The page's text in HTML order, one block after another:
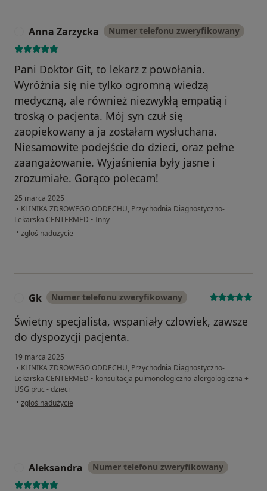
Anna Zarzycka Numer telefonu zweryfikowany
Pani Doktor Git, to lekarz z powołania.
Wyróżnia się nie tylko ogromną wiedzą
medyczną, ale również niezwykłą empatią i
troską o pacjenta. Mój syn czuł się
zaopiekowany a ja zostałam wysłuchana.
Niesamowite podejście do dzieci, oraz pełne
zaangażowanie. Wyjaśnienia były jasne i
zrozumiałe. Gorąco polecam!
25 marca 2025
• KLINIKA ZDROWEGO ODDECHU, Przychodnia Diagnostyczno-
Lekarska CENTERMED • Inny
• w opinii użytkownika Anna Zarzycka
zgłoś nadużycie
Gk Numer telefonu zweryfikowany
Świetny specjalista, wspaniały czlowiek, zawsze
do dyspozycji pacjenta.
19 marca 2025
• KLINIKA ZDROWEGO ODDECHU, Przychodnia Diagnostyczno-
Lekarska CENTERMED • konsultacja pulmonologiczno-alergologiczna +
USG płuc - dzieci
• w opinii użytkownika Gk
zgłoś nadużycie
Aleksandra Numer telefonu zweryfikowany